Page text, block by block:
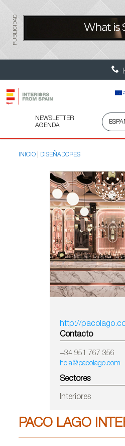
PUBLICIDAD
NEWSLETTER
AGENDA
INICIO DISEÑADORES
http://
Contacto
+34 951 767 356
hola@pacolago.com
Sectores
Interiores
PACO LAGO